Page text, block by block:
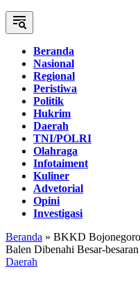
Beranda
Nasional
Regional
Peristiwa
Politik
Hukrim
Daerah
TNI/POLRI
Olahraga
Infotaiment
Kuliner
Advetorial
Opini
Investigasi
Beranda » BKKD Bojonegoro
Balen Dibenahi Besar-besaran
Daerah